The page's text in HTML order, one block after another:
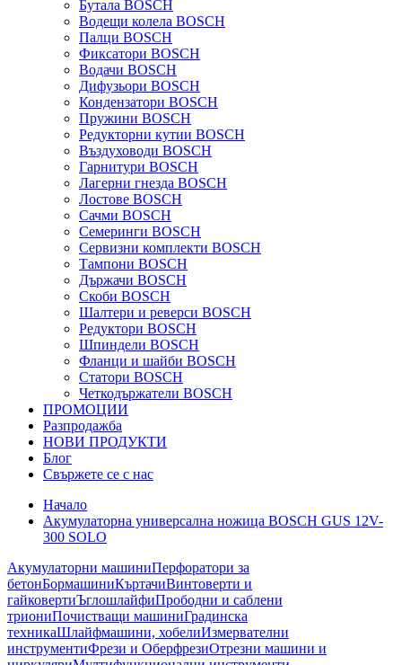
Бутала BOSCH
Водещи колела BOSCH
Палци BOSCH
Фиксатори BOSCH
Водачи BOSCH
Дифузьори BOSCH
Кондензатори BOSCH
Пружини BOSCH
Редукторни кутии BOSCH
Въздуховоди BOSCH
Гарнитури BOSCH
Лагерни гнезда BOSCH
Лостове BOSCH
Сачми BOSCH
Семеринги BOSCH
Сервизни комплекти BOSCH
Тампони BOSCH
Държачи BOSCH
Скоби BOSCH
Шалтери и реверси BOSCH
Редуктори BOSCH
Шпиндели BOSCH
Фланци и шайби BOSCH
Статори BOSCH
Четкодържатели BOSCH
ПРОМОЦИИ
Разпродажба
НОВИ ПРОДУКТИ
Блог
Свържете се с нас
Начало
Акумулаторна универсална ножица BOSCH GUS 12V-
300 SOLO
Акумулаторни машиниПерфоратори за
бетонБормашиниКъртачиВинтоверти и
гайковертиЪглошлайфиПрободни и саблени
триониПочистващи машиниГрадинска
техникаШлайфмашини, хобелиИзмервателни
инструментиФрези и ОберфрезиОтрезни машини и